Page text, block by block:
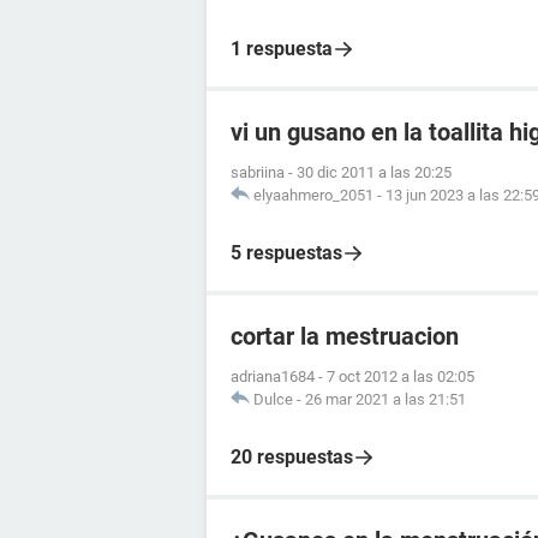
1 respuesta
vi un gusano en la toallita
sabriina - 30 dic 2011 a las 20:25
elyaahmero_2051 - 13 jun 2023 a las
5 respuestas
cortar la mestruacion
adriana1684 - 7 oct 2012 a las 02:05
Dulce - 26 mar 2021 a las 21:51
20 respuestas